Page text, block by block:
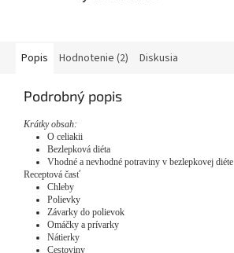
Popis Hodnotenie (2) Diskusia
Podrobný popis
Krátky obsah:
O celiakii
Bezlepková diéta
Vhodné a nevhodné potraviny v bezlepkovej diéte
Receptová časť
Chleby
Polievky
Závarky do polievok
Omáčky a prívarky
Nátierky
Cestoviny